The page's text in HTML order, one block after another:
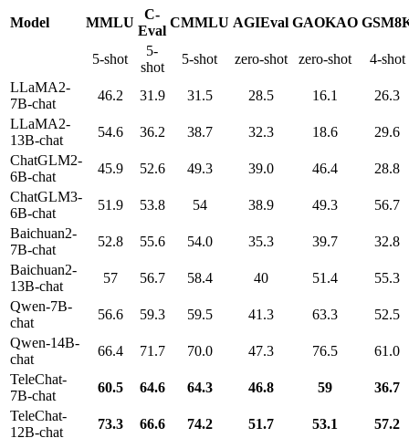
Model MMLU
C-
Eval
CMMLU AGIEval GAOKAO
5-shot
5-
shot
5-shot zero-shot zero-shot
4-shot
LLaMA2-
7B-chat
46.2 31.9 31.5 28.5 16.1
26.3
LLaMA2-
13B-chat
54.6 36.2 38.7 32.3 18.6
29.6
ChatGLM2-
6B-chat
45.9 52.6 49.3 39.0 46.4
28.8
ChatGLM3-
6B-chat
51.9 53.8 54 38.9 49.3
56.7
Baichuan2-
7B-chat
52.8 55.6 54.0 35.3 39.7
32.8
Baichuan2-
13B-chat
57 56.7 58.4 40 51.4
55.3
Qwen-7B-
chat
56.6 59.3 59.5 41.3 63.3
52.5
Qwen-14B-
chat
66.4 71.7 70.0 47.3 76.5
61.0
TeleChat-
7B-chat
60.5 64.6 64.3 46.8 59
36.7
TeleChat-
12B-chat
73.3 66.6 74.2 51.7 53.1 57.2